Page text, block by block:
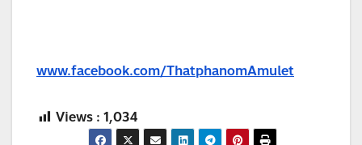
www.facebook.com/ThatphanomAmulet
Views : 1,034